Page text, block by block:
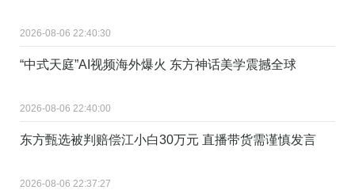
2026-08-06 22:40:30
“中式天庭”AI视频海外爆火 东方神话美学震撼全球
2026-08-06 22:40:00
东方甄选被判赔偿江小白30万元 直播带货需谨慎发言
2026-08-06 22:37:27